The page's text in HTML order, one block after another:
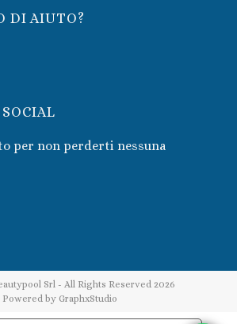
DI AIUTO?
per non perderti nessuna
Srl- All Rights Reserved 2026
Powered by GraphxStudio